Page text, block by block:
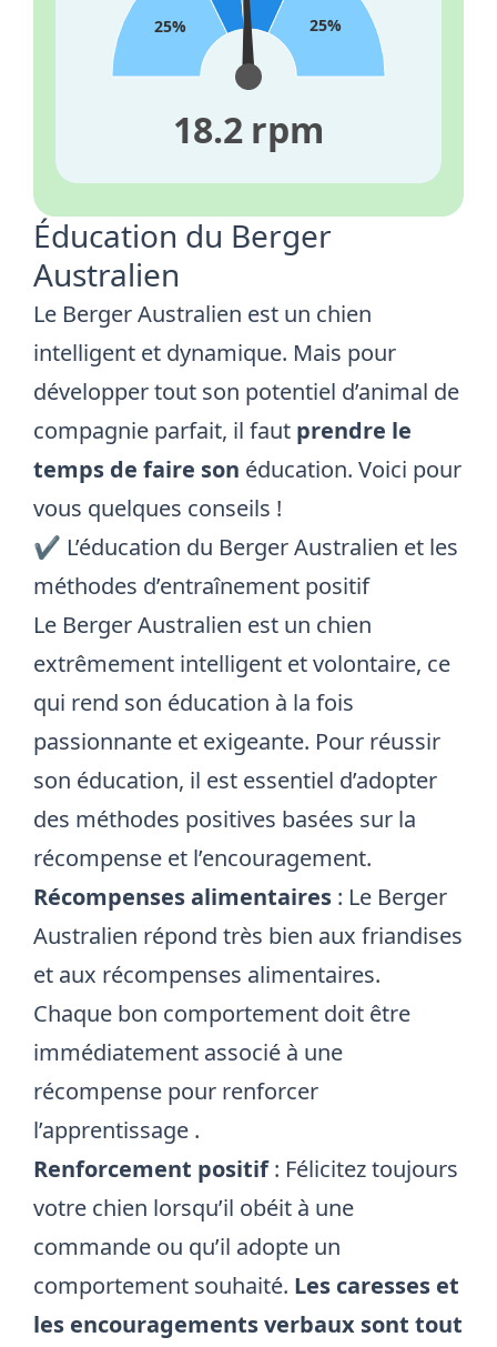
25% 25%
18.2 rpm
Éducation du Berger
Australien
Le Berger Australien est un chien
intelligent et dynamique. Mais pour
développer tout son potentiel d’animal de
compagnie parfait, il faut prendre le
temps de faire son éducation. Voici pour
vous quelques conseils !
✔️ L’éducation du Berger Australien et les
méthodes d’entraînement positif
Le Berger Australien est un chien
extrêmement intelligent et volontaire, ce
qui rend son éducation à la fois
passionnante et exigeante. Pour réussir
son éducation, il est essentiel d’adopter
des méthodes positives basées sur la
récompense et l’encouragement.
Récompenses alimentaires : Le Berger
Australien répond très bien aux friandises
et aux récompenses alimentaires.
Chaque bon comportement doit être
immédiatement associé à une
récompense pour renforcer
l’apprentissage .
Renforcement positif: Félicitez toujours
votre chien lorsqu’il obéit à une
commande ou qu’il adopte un
comportement souhaité. Les caresses et
les encouragements verbaux sont tout